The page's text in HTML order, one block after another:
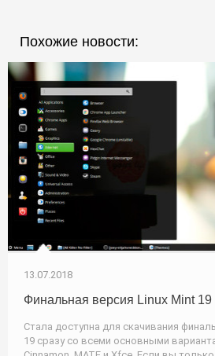
Похожие новости:
13.07.2018
Финальная версия Linux Mint 19
Стала доступна для скачивания
19 сразу со всеми основными